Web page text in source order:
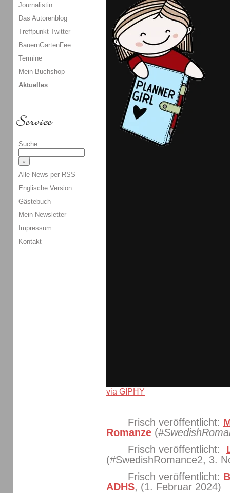
via GIPHY
Frisch veröffentlicht:
Romanze (
Frisch veröffentlicht:
(#SwedishRomance2, 3.
Frisch veröffentlicht:
ADHS, (1. Februar 2024)
Journalistin
Das Autorenblog
Treffpunkt Twitter
BauernGartenFee
Termine
Mein Buchshop
Aktuelles
Suche
Alle News per RSS
Englische Version
Gästebuch
Mein Newsletter
Impressum
Kontakt